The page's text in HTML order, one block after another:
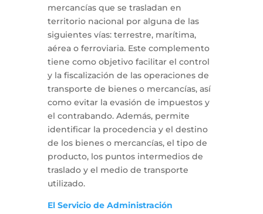
mercancías que se trasladan en
territorio nacional por alguna de las
siguientes vías: terrestre, marítima,
aérea o ferroviaria. Este complemento
tiene como objetivo facilitar el control
y la fiscalización de las operaciones de
transporte de bienes o mercancías, así
como evitar la evasión de impuestos y
el contrabando. Además, permite
identificar la procedencia y el destino
de los bienes o mercancías, el tipo de
producto, los puntos intermedios de
traslado y el medio de transporte
utilizado.
El Servicio de Administración